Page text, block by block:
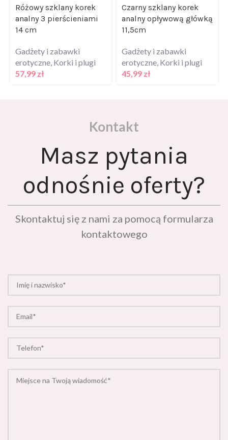
analny 3 pierścieniami
14 cm
erotyczne ,Korki i plugi
57,99zł
analny opływową główką
11,5cm
erotyczne ,Korki i plugi
45,99zł
Masz pytania
odnośnie oferty?
Skontaktuj się z nami za pomocą formularza
kontaktowego